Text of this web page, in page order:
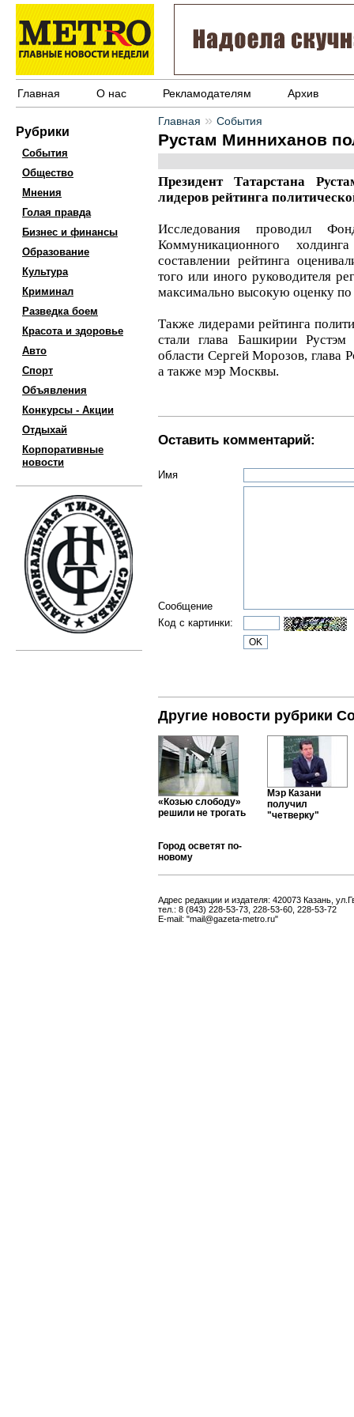
Главная О нас Рекламодателям Архив
Рубрики
События
Общество
Мнения
Голая правда
Бизнес и финансы
Образование
Культура
Криминал
Разведка боем
Красота и здоровье
Авто
Спорт
Объявления
Конкурсы - Акции
Отдыхай
Корпоративные
новости
Главная » События
Рустам Минниханов
Президент Татарстана
лидеров рейтинга
Исследования проводил
Коммуникационного
составлении рейтинга
того или иного руководителя
максимально высокую оценку по
Также лидерами рейтинга
стали глава Башкирии Рустэм
области Сергей Морозов, глава
а также мэр Москвы.
Оставить комментарий:
Имя
Сообщение
Код с картинки:
Другие новости рубрики
«Козью слободу»
решили не трогать
Мэр Казани
получил
"четверку"
Город осветят по-
новому
Адрес редакции и издателя: 420073 Казань,
тел.: 8 (843) 228-53-73, 228-53-60, 228-53-72
E-mail: "mail@gazeta-metro.ru"